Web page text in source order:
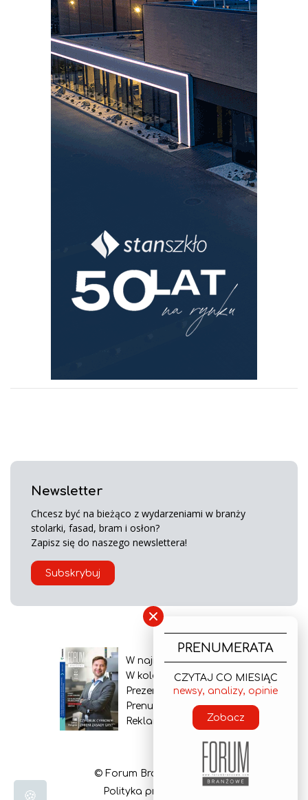
Newsletter
Chcesz być na bieżąco z wydarzeniami w branży
stolarki, fasad, bram i osłon?
Zapisz się do naszego newslettera!
Subskrybuj
W najnowszym wydaniu
W kolejnym numerze
Prezentacja gazety
Prenumerata
Reklama
© Forum Branżowe 2026
Polityka prywatności
×
PRENUMERATA
CZYTAJ CO MIESIĄC
newsy, analizy, opinie
Zobacz
🍪